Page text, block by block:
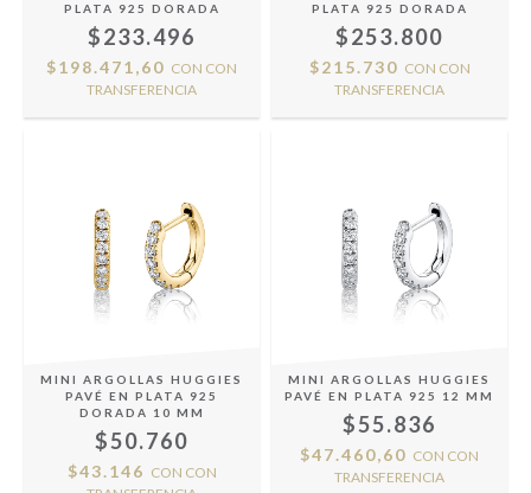
PLATA 925 DORADA
$233.496
$198.471,60 CON CON
TRANSFERENCIA
PLATA 925 DORADA
$253.800
$215.730 CON CON
TRANSFERENCIA
MINI ARGOLLAS HUGGIES
PAVÉ EN PLATA 925
DORADA 10 MM
$50.760
$43.146 CON CON
MINI ARGOLLAS HUGGIES
PAVÉ EN PLATA 925 12 MM
$55.836
$47.460,60 CON CON
TRANSFERENCIA